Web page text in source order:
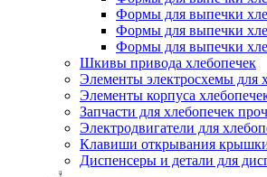
Формы для выпечки
Формы для выпечки
Формы для выпечки
Шкивы привода хлебопечек
Элементы электросхемы для
Элементы корпуса
Запчасти для хлебопечек
Электродвигатели для
Клавиши открывания
Диспенсеры и детали для